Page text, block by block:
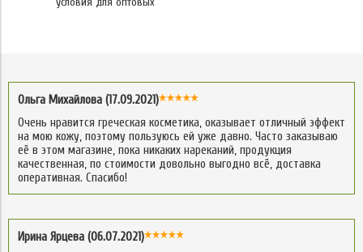
Ольга Михайлова (17.09.2021)
Очень нравится греческая косметика, оказывает отличный эффект
на мою кожу, поэтому пользуюсь ей уже давно. Часто заказываю
её в этом магазине, пока никаких нареканий, продукция
качественная, по стоимости довольно выгодно всё, доставка
оперативная. Спасибо!
Ирина Ярцева (06.07.2021)